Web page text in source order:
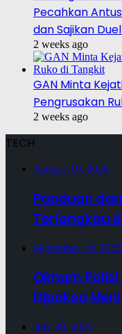
Pecahkan
dan Sajikan
2 weeks ago
GAN Minta
Pengrusakan
2 weeks ago
TECH
January 19, 2026
Panduan
Terjangkau
September 19, 2025
Oknum
Dipaksa
July 30, 2025